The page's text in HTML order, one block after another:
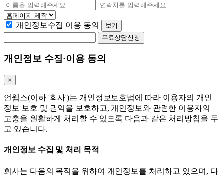
개인정보수집 이용 동의
보기
무료상담신청
개인정보 수집·이용 동의
×
언웹스(이하 '회사')는 개인정보보호법에 따라 이용자의 개인
정보 보호 및 권익을 보호하고, 개인정보와 관련한 이용자의
고충을 원활하게 처리할 수 있도록 다음과 같은 처리방침을 두
고 있습니다.
개인정보 수집 및 처리 목적
회사는 다음의 목적을 위하여 개인정보를 처리하고 있으며, 다